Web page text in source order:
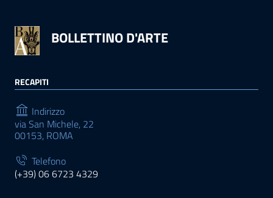
BOLLETTINO D'ARTE
RECAPITI
Indirizzo
via San Michele, 22
00153, ROMA
Telefono
(+39) 06 6723 4329